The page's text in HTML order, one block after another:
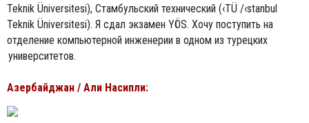
Teknik Üniversitesi), Стамбульский технический (‹TÜ /‹stanbul
Teknik Üniversitesi). Я сдал экзамен YÖS. Хочу поступить на
отделение компьютерной инженерии в одном из турецких
университетов.
Азербайджан / Али Насипли: